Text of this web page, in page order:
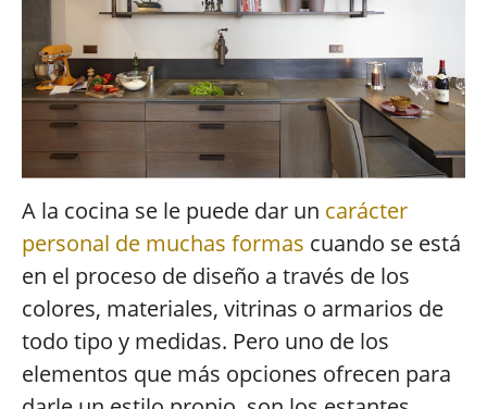
A la cocina se le puede dar un carácter
personal de muchas formas cuando se está
en el proceso de diseño a través de los
colores, materiales, vitrinas o armarios de
todo tipo y medidas. Pero uno de los
elementos que más opciones ofrecen para